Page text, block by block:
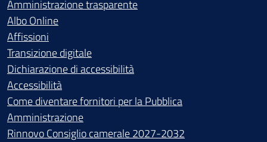
Amministrazione trasparente
Albo Online
Affissioni
Transizione digitale
Dichiarazione di accessibilità
Accessibilità
Come diventare fornitori per la Pubblica
Amministrazione
Rinnovo Consiglio camerale 2027-2032